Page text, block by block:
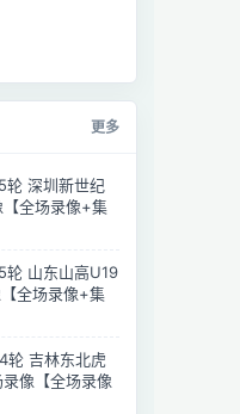
更多
轮 深圳新世纪
全场录像+集
轮 山东山高U19
全场录像+集
轮 吉林东北虎
像【全场录像